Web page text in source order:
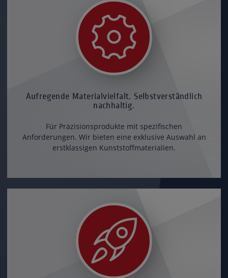
Aufregende Materialvielfalt. Selbstverständlich
nachhaltig.
Für Präzisionsprodukte mit spezifischen
Anforderungen. Wir bieten eine exklusive Auswahl an
erstklassigen Kunststoffmaterialien.